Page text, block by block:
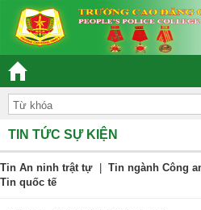
“ĐOÀN KẾT –
TIN TỨC SỰ KIỆN
Tin An ninh trật tự Tin ngành Công
Tin quốc tế